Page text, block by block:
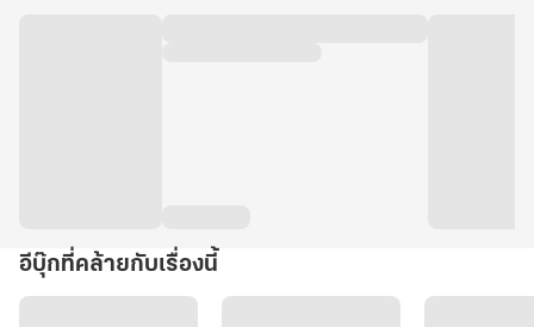
อีบุ๊กที่คล้ายกับเรื่องนี้